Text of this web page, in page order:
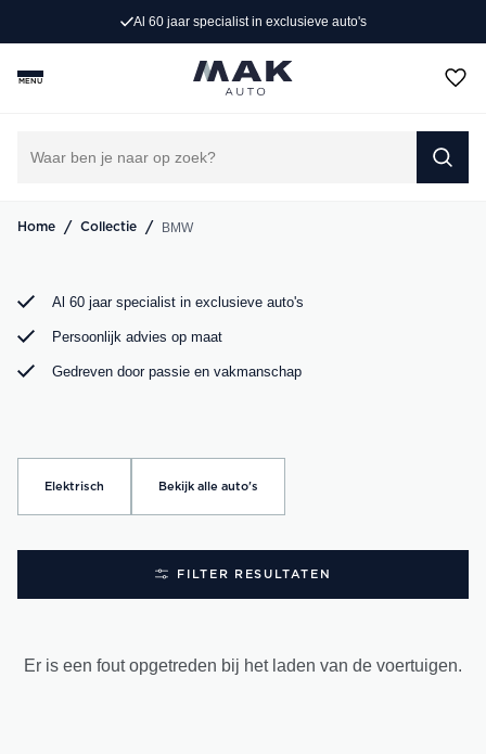
Persoonlijk advies op maat
MENU
Home / Collectie / BMW
Rijd weg in jouw droom-BMW. Bij MAK Auto vind je een
exclusief aanbod BMW occasions, van de sportieve BMW
3 Serie tot de ruime BMW X5. Bekijk ons aanbod online of
Al 60 jaar specialist in exclusieve auto's
Persoonlijk advies op maat
Gedreven door passie en vakmanschap
Elektrisch Bekijk alle auto's
FILTER RESULTATEN
Er is een fout opgetreden bij het laden van de voertuigen.